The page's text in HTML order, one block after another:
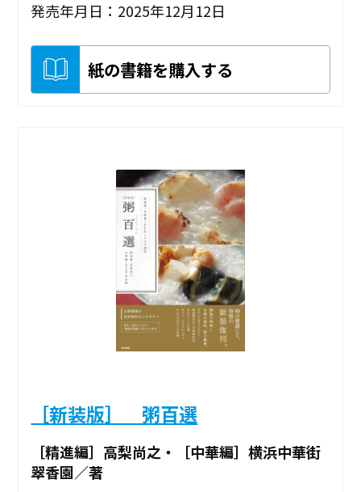
発売年月日：2025年12月12日
紙の書籍を購入する
［新装版］ 粥百選
［精進編］高梨尚之・［中華編］横浜中華街
翠香園／著